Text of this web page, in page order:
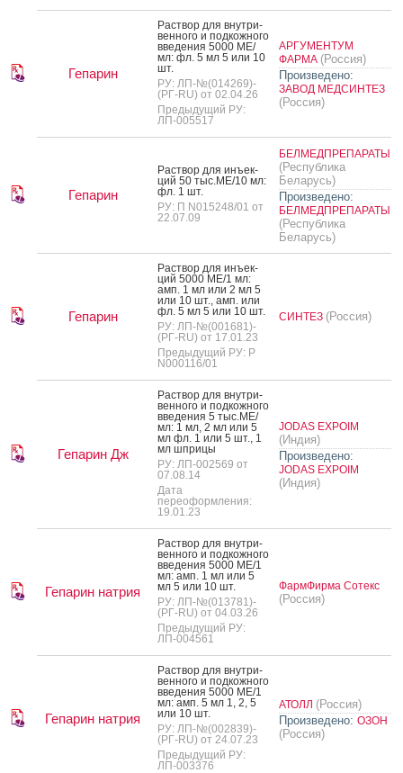
Гепарин
Рас­твор для внут­ри­
вен­но­го и под­кожно­го
вве­дения 5000 МЕ/
мл: фл. 5 мл 5 или 10
шт.
РУ: ЛП-№(014269)-
(РГ-RU) от 02.04.26
Предыдущий РУ:
ЛП-005517
АРГУМЕНТУМ
ФАРМА (Россия)
Произведено:
ЗАВОД МЕДСИНТЕЗ
(Россия)
Гепарин
Рас­твор для инъ­ек­
ций 50 тыс.МЕ/10 мл:
фл. 1 шт.
РУ: П N015248/01 от
22.07.09
БЕЛМЕДПРЕПАРАТЫ
(Республика
Беларусь)
Произведено:
БЕЛМЕДПРЕПАРАТЫ
(Республика
Беларусь)
Гепарин
Рас­твор для инъ­ек­
ций 5000 МЕ/1 мл:
амп. 1 мл или 2 мл 5
или 10 шт., амп. или
фл. 5 мл 5 или 10 шт.
РУ: ЛП-№(001681)-
(РГ-RU) от 17.01.23
Предыдущий РУ: Р
N000116/01
СИНТЕЗ (Россия)
Гепарин Дж
Рас­твор для внут­ри­
вен­но­го и под­кожно­го
вве­дения 5 тыс.МЕ/
мл: 1 мл, 2 мл или 5
мл фл. 1 или 5 шт., 1
мл шпри­цы
РУ: ЛП-002569 от
07.08.14
Дата
переоформления:
19.01.23
JODAS EXPOIM
(Индия)
Произведено:
JODAS EXPOIM
(Индия)
Гепарин натрия
Рас­твор для внут­ри­
вен­но­го и под­кожно­го
вве­дения 5000 МЕ/1
мл: амп. 1 мл или 5
мл 5 или 10 шт.
РУ: ЛП-№(013781)-
(РГ-RU) от 04.03.26
Предыдущий РУ:
ЛП-004561
ФармФирма Сотекс
(Россия)
Гепарин натрия
Рас­твор для внут­ри­
вен­но­го и под­кожно­го
вве­дения 5000 МЕ/1
мл: амп. 5 мл 1, 2, 5
или 10 шт.
РУ: ЛП-№(002839)-
(РГ-RU) от 24.07.23
Предыдущий РУ:
ЛП-003376
АТОЛЛ (Россия)
Произведено: ОЗОН
(Россия)